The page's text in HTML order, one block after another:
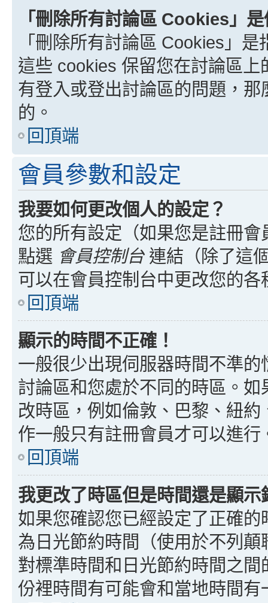
「刪除所有討論區 Cookies」
「刪除所有討論區 Cookies」
這些 cookies 保留您在討論區
有登入或登出討論區的問題，
的。
回頂端
會員參數和設定
我要如何更改個人的設定？
您的所有設定（如果您是註冊
點選 會員控制台連結（除了這
可以在會員控制台中更改您的各
回頂端
顯示的時間不正確！
一般很少出現伺服器時間不準
討論區和您處於不同的時區。
改時區，例如倫敦、巴黎、紐
作一般只有註冊會員才可以進
回頂端
我更改了時區但是時間還是顯示
如果您確認您已經設定了正確
為日光節約時間（使用於不列
對標準時間和日光節約時間之
份裡時間有可能會和當地時間